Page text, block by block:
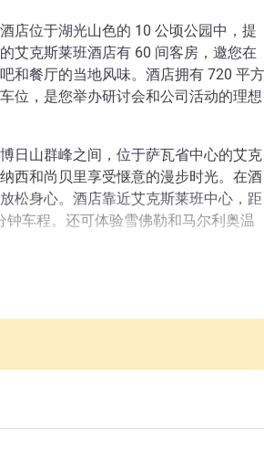
店位于湖光山色的 10 公顷公园中，提
艾克斯莱班酒店有 60 间客房，邀您在
和餐厅的当地风味。酒店拥有 720 平方
位，是您举办研讨会和公司活动的理想
日山群峰之间，位于萨瓦省中心的艾克
西和尚贝里享受惬意的漫步时光。在酒
松身心。酒店靠近艾克斯莱班中心，距
钟车程。还可体验雪佛勒和马尔利奥温
Féclaz 滑雪胜地。